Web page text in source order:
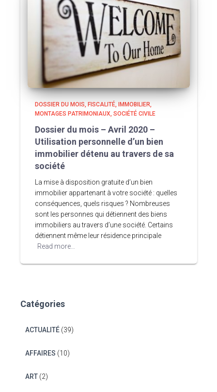
DOSSIER DU MOIS FISCALITÉ
IMMOBILIER
MONTAGES PATRIMONIAUX SOCIÉTÉ CIVILE
Dossier du mois – Avril 2020 –
Utilisation personnelle d’un bien
immobilier détenu au travers de sa
société
La mise à disposition gratuite d’un bien
immobilier appartenant à votre société : quelles
conséquences, quels risques ? Nombreuses
sont les personnes qui détiennent des biens
immobiliers au travers d’une société. Certains
détiennent même leur résidence principale
Read more…
Catégories
ACTUALITÉ(39)
AFFAIRES (10)
ART(2)